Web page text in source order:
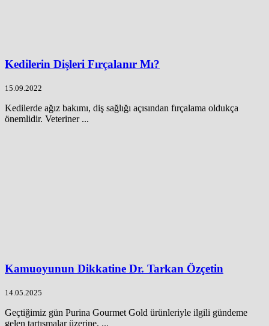
Kedilerin Dişleri Fırçalanır Mı?
15.09.2022
Kedilerde ağız bakımı, diş sağlığı açısından fırçalama oldukça
önemlidir. Veteriner ...
Kamuoyunun Dikkatine Dr. Tarkan Özçetin
14.05.2025
Geçtiğimiz gün Purina Gourmet Gold ürünleriyle ilgili gündeme
gelen tartışmalar üzerine, ...